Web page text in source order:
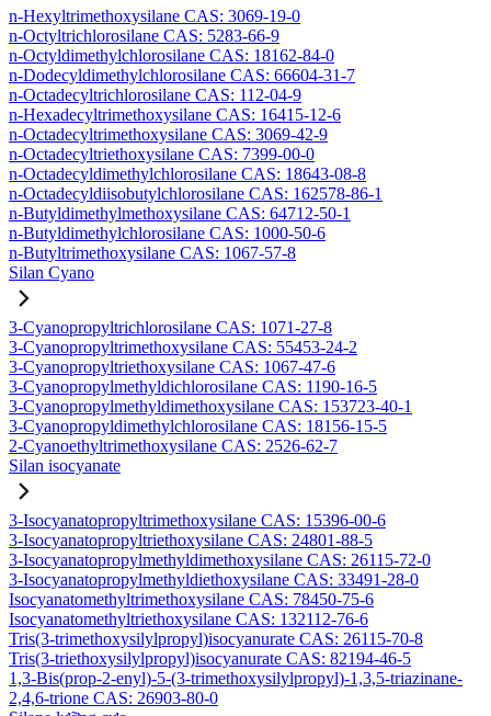
n-Hexyltrimethoxysilane CAS: 3069-19-0
n-Octyltrichlorosilane CAS: 5283-66-9
n-Octyldimethylchlorosilane CAS: 18162-84-0
n-Dodecyldimethylchlorosilane CAS: 66604-31-7
n-Octadecyltrichlorosilane CAS: 112-04-9
n-Hexadecyltrimethoxysilane CAS: 16415-12-6
n-Octadecyltrimethoxysilane CAS: 3069-42-9
n-Octadecyltriethoxysilane CAS: 7399-00-0
n-Octadecyldimethylchlorosilane CAS: 18643-08-8
n-Octadecyldiisobutylchlorosilane CAS: 162578-86-1
n-Butyldimethylmethoxysilane CAS: 64712-50-1
n-Butyldimethylchlorosilane CAS: 1000-50-6
n-Butyltrimethoxysilane CAS: 1067-57-8
Silan Cyano
3-Cyanopropyltrichlorosilane CAS: 1071-27-8
3-Cyanopropyltrimethoxysilane CAS: 55453-24-2
3-Cyanopropyltriethoxysilane CAS: 1067-47-6
3-Cyanopropylmethyldichlorosilane CAS: 1190-16-5
3-Cyanopropylmethyldimethoxysilane CAS: 153723-40-1
3-Cyanopropyldimethylchlorosilane CAS: 18156-15-5
2-Cyanoethyltrimethoxysilane CAS: 2526-62-7
Silan isocyanate
3-Isocyanatopropyltrimethoxysilane CAS: 15396-00-6
3-Isocyanatopropyltriethoxysilane CAS: 24801-88-5
3-Isocyanatopropylmethyldimethoxysilane CAS: 26115-72-0
3-Isocyanatopropylmethyldiethoxysilane CAS: 33491-28-0
Isocyanatomethyltrimethoxysilane CAS: 78450-75-6
Isocyanatomethyltriethoxysilane CAS: 132112-76-6
Tris(3-trimethoxysilylpropyl)isocyanurate CAS: 26115-70-8
Tris(3-triethoxysilylpropyl)isocyanurate CAS: 82194-46-5
1,3-Bis(prop-2-enyl)-5-(3-trimethoxysilylpropyl)-1,3,5-triazinane-
2,4,6-trione CAS: 26903-80-0